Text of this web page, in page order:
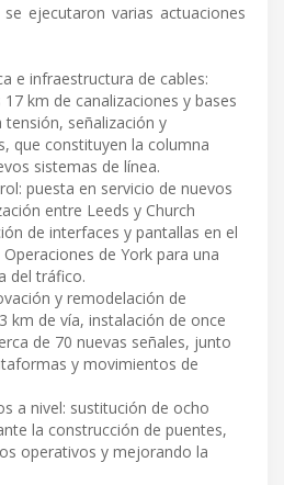
ejecutaron varias actuaciones
e infraestructura de cables:
km de canalizaciones y bases
tensión, señalización y
que constituyen la columna
sistemas de línea.
puesta en servicio de nuevos
entre Leeds y Church
de interfaces y pantallas en el
de York para una
del tráfico.
y remodelación de
km de vía, instalación de once
de 70 nuevas señales, junto
y movimientos de
a nivel: sustitución de ocho
la construcción de puentes,
operativos y mejorando la